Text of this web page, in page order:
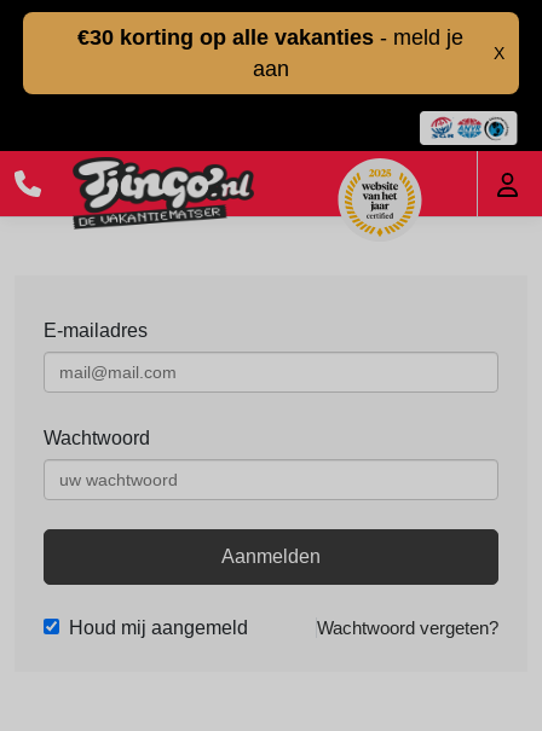
€30 korting op alle vakanties - meld je
aan
X
E-mailadres
Wachtwoord
Aanmelden
Houd mij aangemeld Wachtwoord vergeten?